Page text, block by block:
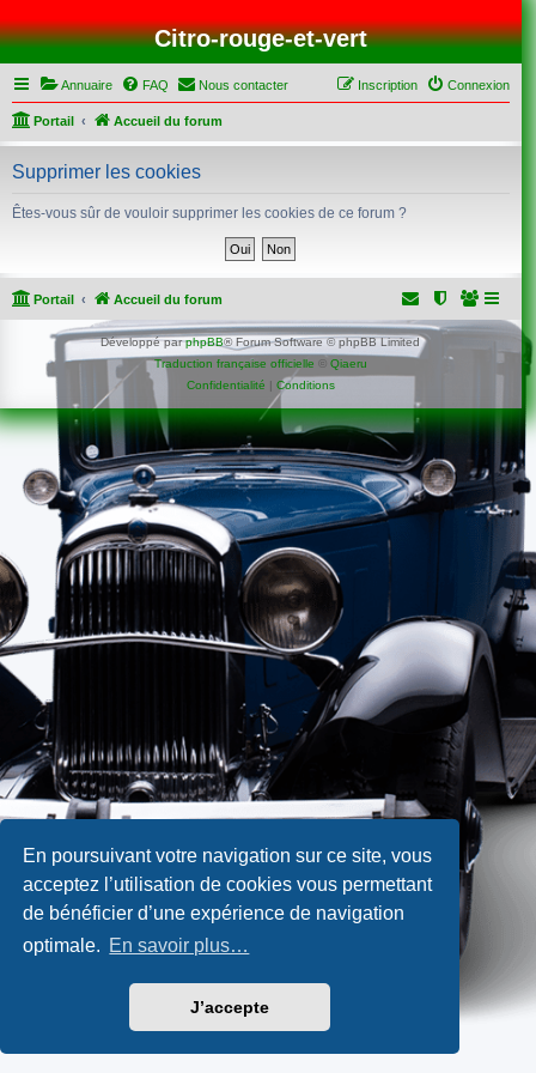
En poursuivant votre navigation sur ce site, vous
acceptez l’utilisation de cookies vous permettant
de bénéficier d’une expérience de navigation
optimale. En savoir plus…
J’accepte
Citro-rouge-et-vert
Annuaire FAQ Nous contacter Connexion
Inscription
Portail Accueil du forum
Supprimer les cookies
Êtes-vous sûr de vouloir supprimer les cookies de ce forum ?
Portail Accueil du forum
Développé parphpBB® Forum Software © phpBB Limited
Traduction française officielle © Qiaeru
Confidentialité | Conditions